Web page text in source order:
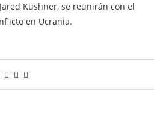
Kushner, se reunirán con el
en Ucrania.